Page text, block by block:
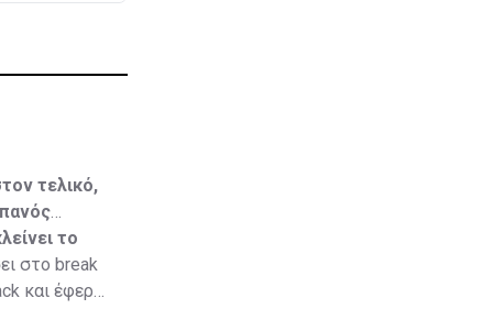
τελικό,
το
στο break
και έφερε